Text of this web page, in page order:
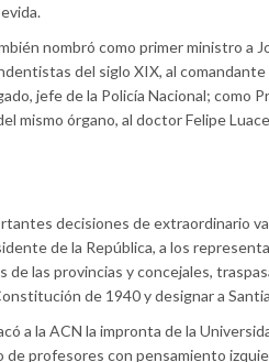
nombró como primer ministro a
del siglo XIX, al
jefe de la Policía Nacional; como
mismo órgano, al doctor Felipe
decisiones de extraordinario
de la República, a los
de las provincias y concejales,
de 1940 y designar a
a la ACN la impronta de la
de profesores con pensamiento